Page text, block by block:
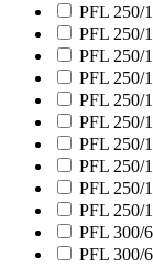
PFL 250/
PFL 250/
PFL 250/
PFL 250/
PFL 250/
PFL 250/
PFL 250/
PFL 250/
PFL 250/
PFL 250/
PFL 300/
PFL 300/